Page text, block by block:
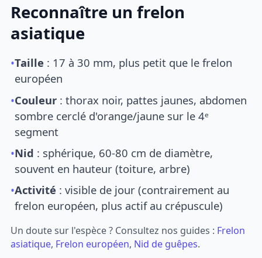
Reconnaître un frelon
asiatique
•Taille : 17 à 30 mm, plus petit que le frelon
européen
•Couleur : thorax noir, pattes jaunes, abdomen
sombre cerclé d'orange/jaune sur le 4ᵉ
segment
•Nid : sphérique, 60-80 cm de diamètre,
souvent en hauteur (toiture, arbre)
•Activité : visible de jour (contrairement au
frelon européen, plus actif au crépuscule)
Un doute sur l'espèce ? Consultez nos guides : Frelon
asiatique, Frelon européen, Nid de guêpes.